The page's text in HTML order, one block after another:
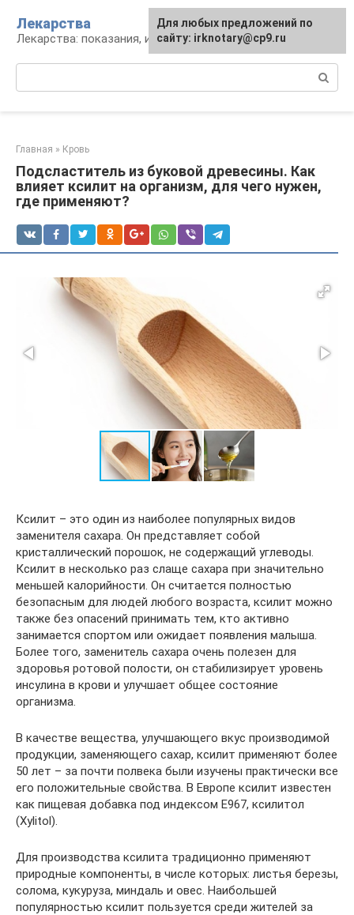
контенту
Лекарства
Лекарства: показания, инструкция, аналоги
Главная » Кровь
Подсластитель из буковой древесины. Как
влияет ксилит на организм, для чего нужен,
где применяют?
Ксилит – это один из наиболее популярных видов
заменителя сахара. Он представляет собой
кристаллический порошок, не содержащий углеводы.
Ксилит в несколько раз слаще сахара при значительно
меньшей калорийности. Он считается полностью
безопасным для людей любого возраста, ксилит можно
также без опасений принимать тем, кто активно
занимается спортом или ожидает появления малыша.
Более того, заменитель сахара очень полезен для
здоровья ротовой полости, он стабилизирует уровень
инсулина в крови и улучшает общее состояние
организма.
В качестве вещества, улучшающего вкус производимой
продукции, заменяющего сахар, ксилит применяют более
50 лет – за почти полвека были изучены практически все
его положительные свойства. В Европе ксилит известен
как пищевая добавка под индексом Е967, ксилитол
(Xylitol).
Для производства ксилита традиционно применяют
природные компоненты, в числе которых: листья березы,
солома, кукуруза, миндаль и овес. Наибольшей
популярностью ксилит пользуется среди жителей за
Для любых предложений по
сайту: irknotary@cp9.ru